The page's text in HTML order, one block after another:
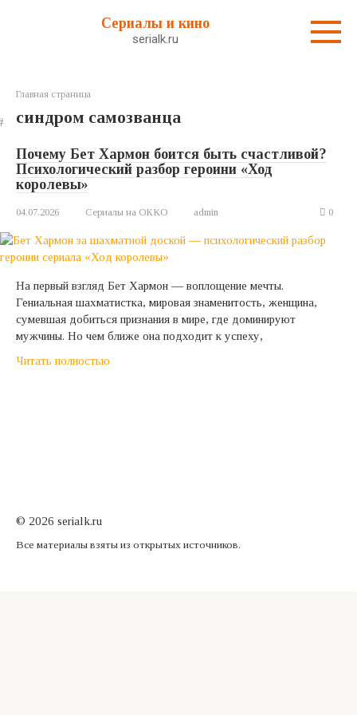
Сериалы и кино
serialk.ru
Главная страница
синдром самозванца
Почему Бет Хармон боится быть счастливой?
Психологический разбор героини «Ход
королевы»
04.07.2026 Сериалы на ОККО admin 0
На первый взгляд Бет Хармон — воплощение мечты.
Гениальная шахматистка, мировая знаменитость, женщина,
сумевшая добиться признания в мире, где доминируют
мужчины. Но чем ближе она подходит к успеху,
Читать полностью
© 2026 serialk.ru
Все материалы взяты из открытых источников.